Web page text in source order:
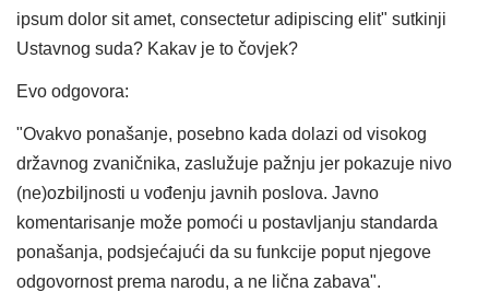
ipsum dolor sit amet, consectetur adipiscing elit" sutkinji
Ustavnog suda? Kakav je to čovjek?
Evo odgovora:
"Ovakvo ponašanje, posebno kada dolazi od visokog
državnog zvaničnika, zaslužuje pažnju jer pokazuje nivo
(ne)ozbiljnosti u vođenju javnih poslova. Javno
komentarisanje može pomoći u postavljanju standarda
ponašanja, podsjećajući da su funkcije poput njegove
odgovornost prema narodu, a ne lična zabava".